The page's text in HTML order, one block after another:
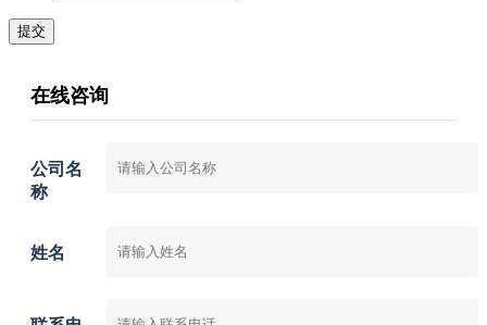
提交
在线咨询
公司名
称
姓名